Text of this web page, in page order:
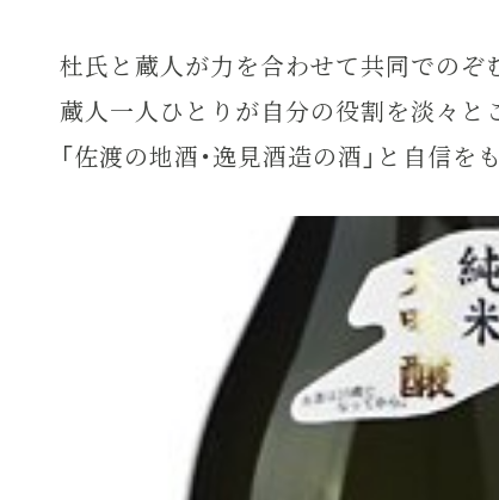
杜氏と蔵人が力を合わせて共同でのぞ
蔵人一人ひとりが自分の役割を淡々と
「佐渡の地酒・逸見酒造の酒」と自信